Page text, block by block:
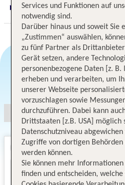
Digitaler und
Services und Funktionen auf
notwendig sind.
Darüber hinaus und soweit Sie
„Zustimmen“ auswählen,
zu fünf Partner als
Gerät setzen, andere
personenbezogene Daten [z. B.
erheben und verarbeiten, um
unserer Webseite
vorzuschlagen sowie
durchzuführen. Dabei kann
Drittstaaten [z.B. USA] möglich
Datenschutzniveau
Zugriffe von dortigen Behörden
werden können.
Sie können mehr
finden und entscheiden,